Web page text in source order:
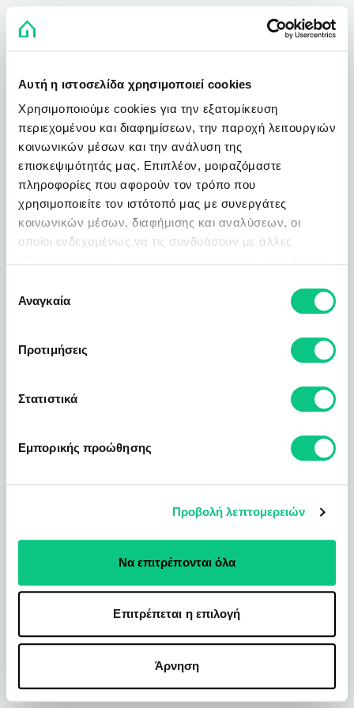
Αυτή η ιστοσελίδα χρησιμοποιεί cookies
Χρησιμοποιούμε cookies για την εξατομίκευση
περιεχομένου και διαφημίσεων, την παροχή λειτουργιών
κοινωνικών μέσων και την ανάλυση της
επισκεψιμότητάς μας. Επιπλέον, μοιραζόμαστε
πληροφορίες που αφορούν τον τρόπο που
χρησιμοποιείτε τον ιστότοπό μας με συνεργάτες
κοινωνικών μέσων, διαφήμισης και αναλύσεων, οι
οποίοι ενδεχομένως να τις συνδυάσουν με άλλες
των υπηρεσιών τους.
συγκατάθεσης
Αναγκαία
Προτιμήσεις
Στατιστικά
Εμπορικής προώθησης
Προβολή λεπτομερειών
Να επιτρέπονται όλα
Επιτρέπεται η επιλογή
Άρνηση